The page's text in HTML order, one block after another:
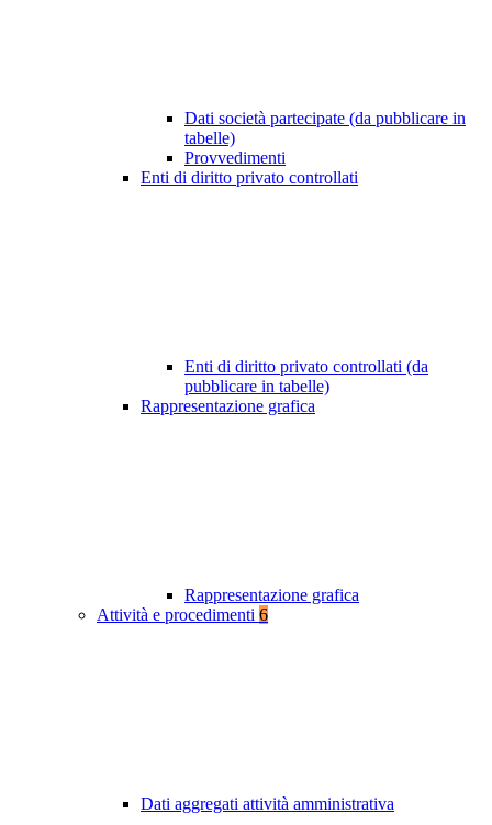
Dati società partecipate (da pubblicare in
tabelle)
Provvedimenti
Enti di diritto privato controllati
Enti di diritto privato controllati (da
pubblicare in tabelle)
Rappresentazione grafica
Rappresentazione grafica
Attività e procedimenti 6
Dati aggregati attività amministrativa